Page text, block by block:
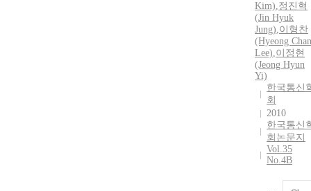
Kim),정진혁
(Jin Hyuk
Jung),이형찬
(Hyeong Chan
Lee),이정현
(Jeong Hyun
Yi)
한국통신
회
2010
한국통신
회논문지
Vol.35
No.4B